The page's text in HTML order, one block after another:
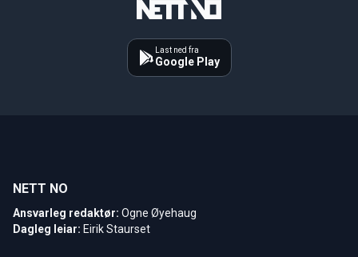
Last ned fra
Google Play
NETT NO
Ansvarleg redaktør: Ogne Øyehaug
Dagleg leiar: Eirik Staurset